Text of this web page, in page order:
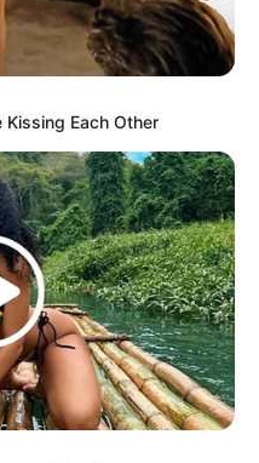
fokus akan kecantikan
Each Other